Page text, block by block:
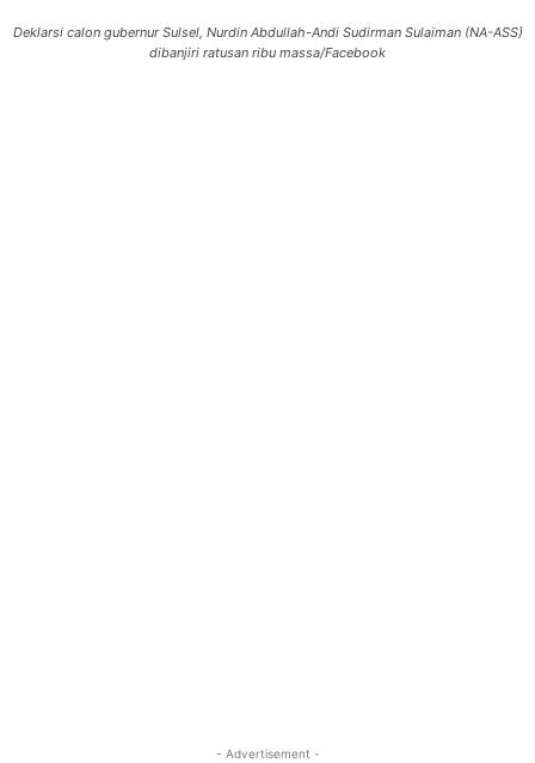
Deklarsi calon gubernur Sulsel, Nurdin Abdullah-Andi Sudirman Sulaiman (NA-ASS)
dibanjiri ratusan ribu massa/Facebook
- Advertisement -